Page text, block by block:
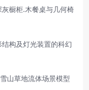
橱柜.木餐桌与几何椅
构及灯光装置的科幻
山草地流体场景模型